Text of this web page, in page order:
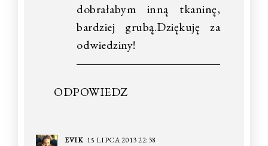
dobrałabym inną tkaninę,
bardziej grubą.Dziękuję za
odwiedziny!
ODPOWIEDZ
EVIK 15 LIPCA 2013 22:38